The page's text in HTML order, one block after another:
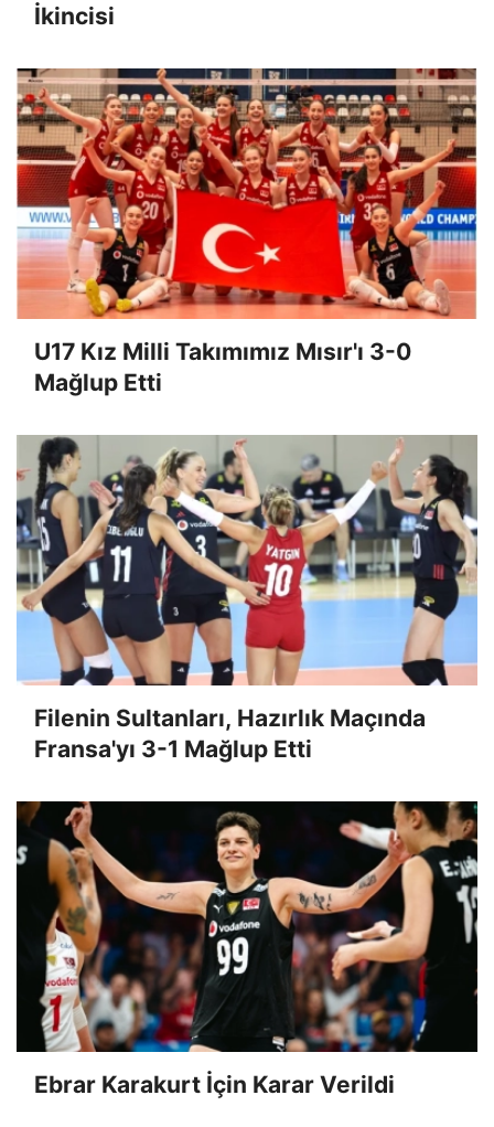
İkincisi
U17 Kız Milli Takımımız Mısır'ı 3-0
Mağlup Etti
Filenin Sultanları, Hazırlık Maçında
Fransa'yı 3-1 Mağlup Etti
Ebrar Karakurt İçin Karar Verildi